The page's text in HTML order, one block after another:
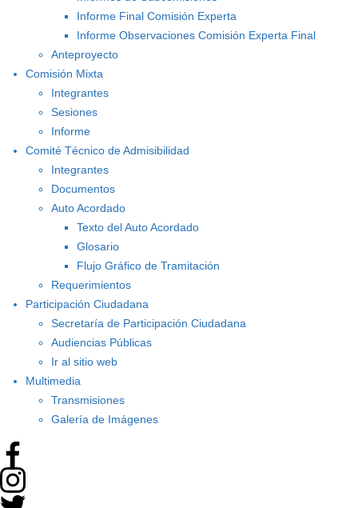
Informe Final Comisión Experta
Informe Observaciones Comisión Experta Final
Anteproyecto
Comisión Mixta
Integrantes
Sesiones
Informe
Comité Técnico de Admisibilidad
Integrantes
Documentos
Auto Acordado
Texto del Auto Acordado
Glosario
Flujo Gráfico de Tramitación
Requerimientos
Participación Ciudadana
Secretaría de Participación Ciudadana
Audiencias Públicas
Ir al sitio web
Multimedia
Transmisiones
Galería de Imágenes